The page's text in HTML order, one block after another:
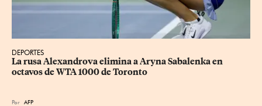
DEPORTES
La rusa Alexandrova elimina a Aryna Sabalenka en
octavos de WTA 1000 de Toronto
Por AFP